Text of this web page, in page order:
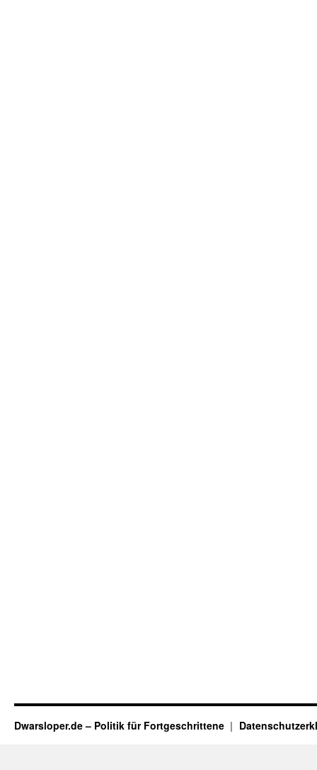
Dwarsloper.de – Politik für Fortgeschrittene